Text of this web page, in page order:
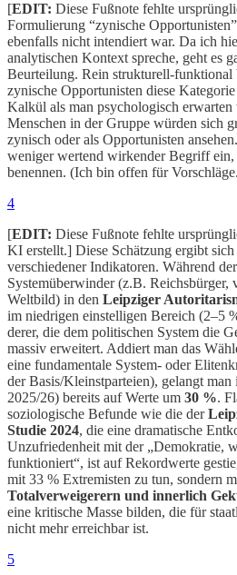
[EDIT: Diese Fußnote fehlte
Formulierung “zynische
ebenfalls nicht intendiert war. Da ich
analytischen Kontext spreche, geht es
Beurteilung. Rein strukturell-funktional
zynische Opportunisten diese
Kalkül als man psychologisch erwarten
Menschen in der Gruppe würden sich
zynisch oder als Opportunisten
weniger wertend wirkender Begriff ein,
benennen. (Ich bin offen für
4
[EDIT: Diese Fußnote fehlte
KI erstellt.] Diese Schätzung ergibt
verschiedener Indikatoren. Während
Systemüberwinder (z.B. Reichsbürger,
Weltbild) in den Leipziger
im niedrigen einstelligen Bereich (2–5
derer, die dem politischen System die
massiv erweitert. Addiert man das
eine fundamentale System- oder
der Basis/Kleinstparteien), gelangt
2025/26) bereits auf Werte um 30 %.
soziologische Befunde wie die der
Studie 2024, die eine dramatische
Unzufriedenheit mit der „Demokratie,
funktioniert“, ist auf Rekordwerte
mit 33 % Extremisten zu tun, sondern
Totalverweigerern und innerlich
eine kritische Masse bilden, die für
nicht mehr erreichbar ist.
5